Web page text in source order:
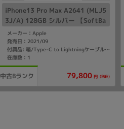
iPhone13 Pro Max A2641 (MLJ5
3J/A) 128GB シルバー 【SoftBa
nk版SIMフリー】
メーカー：Apple
発売日：2021/09
付属品: 箱/Type-C to Lightningケーブル/SIMカードツール/マニュアル
在庫数：1
中古Bランク 79,800 円 (税込)